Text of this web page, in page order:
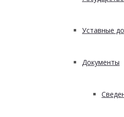
Уставные
Документы